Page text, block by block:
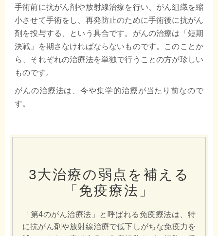
手術前に抗がん剤や放射線治療を行い、がん組織を縮
小させて手術をし、再発防止のために手術後に抗がん
剤を投与する、という具合です。がんの治療は「短期
決戦」を期さなければならないものです。このことか
ら、それぞれの治療法を単独で行うことの方が珍しい
ものです。
がんの治療法は、今や集学的治療が当たり前なので
す。
3大治療の弱点を補える
「免疫療法」
「第4のがん治療法」と呼ばれる免疫療法は、特
に抗がん剤や放射線治療で低下しがちな免疫力を